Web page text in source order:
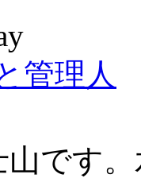
管理人
す。